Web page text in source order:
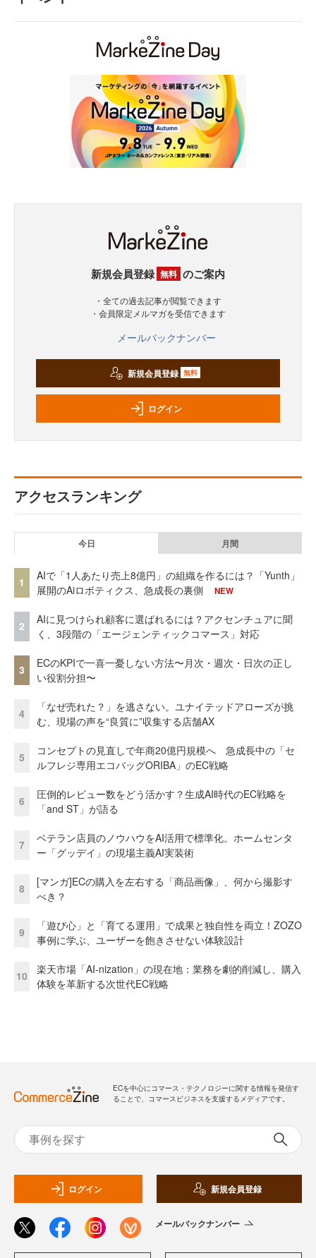
新規会員登録 無料 のご案内
・全ての過去記事が閲覧できます
・会員限定メルマガを受信できます
メールバックナンバー
新規会員登録 無料
ログイン
アクセスランキング
今日 月間
1
AIで「1人あたり売上8億円」の組織を作るには？「Yunth」
展開のAiロボティクス、急成長の裏側
NEW
2
AIに見つけられ顧客に選ばれるには？アクセンチュアに聞
く、3段階の「エージェンティックコマース」対応
3
ECのKPIで一喜一憂しない方法〜月次・週次・日次の正し
い役割分担〜
4
「なぜ売れた？」を逃さない。ユナイテッドアローズが挑
む、現場の声を“良質に”収集する店舗AX
5
コンセプトの見直しで年商20億円規模へ 急成長中の「セ
ルフレジ専用エコバッグORIBA」のEC戦略
6
圧倒的レビュー数をどう活かす？生成AI時代のEC戦略を
「and ST」が語る
7
ベテラン店員のノウハウをAI活用で標準化。ホームセンタ
ー「グッデイ」の現場主義AI実装術
8
[マンガ]ECの購入を左右する「商品画像」、何から撮影す
べき？
9
「遊び心」と「育てる運用」で成果と独自性を両立！ZOZO
事例に学ぶ、ユーザーを飽きさせない体験設計
10
楽天市場「AI-nization」の現在地：業務を劇的削減し、購入
体験を革新する次世代EC戦略
ECを中心にコマース・テクノロジーに関する情報を発信す
ることで、コマースビジネスを支援するメディアです。
ログイン 新規会員登録
メールバックナンバー